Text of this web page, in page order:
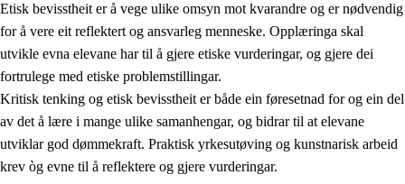
Etisk bevisstheit er å vege ulike omsyn mot kvarandre og er nødvendig
for å vere eit reflektert og ansvarleg menneske. Opplæringa skal
utvikle evna elevane har til å gjere etiske vurderingar, og gjere dei
fortrulege med etiske problemstillingar.
Kritisk tenking og etisk bevisstheit er både ein føresetnad for og ein del
av det å lære i mange ulike samanhengar, og bidrar til at elevane
utviklar god dømmekraft. Praktisk yrkesutøving og kunstnarisk arbeid
krev òg evne til å reflektere og gjere vurderingar.